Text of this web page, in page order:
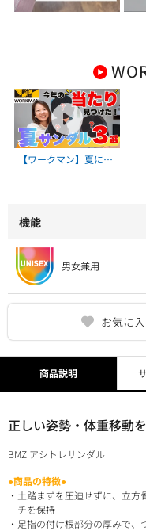
お気に
【ワークマン】夏に履
良かったです
機能
商品説明
正しい姿勢・体重移動
BMZ アシトレサンダル
●商品の特徴●
・土踏まずを圧迫せずに、立
ーチを保持
・足指の付け根部分の厚みで、